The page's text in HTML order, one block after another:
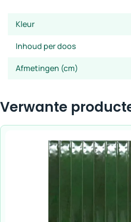
Kleur
Inhoud per doos
Afmetingen (cm)
Verwante